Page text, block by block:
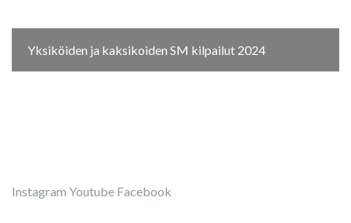
Yksiköiden ja kaksikoiden SM kilpailut 2024
Instagram Youtube Facebook